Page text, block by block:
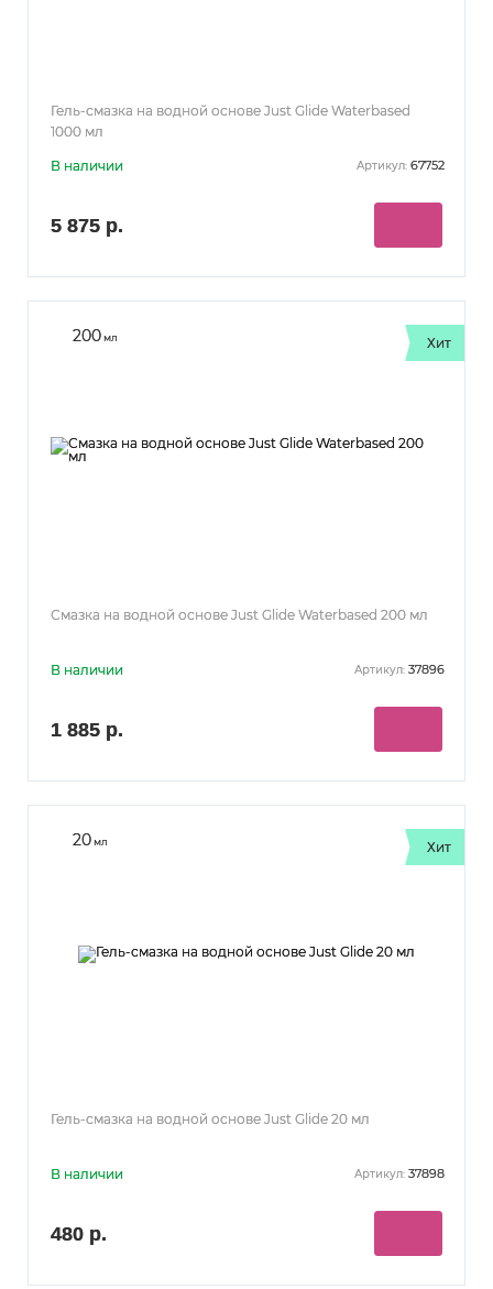
Гель-смазка на водной основе Just Glide Waterbased
1000 мл
В наличии Артикул: 67752
5 875 р.
200мл Хит
Смазка на водной основе Just Glide Waterbased 200 мл
В наличии Артикул: 37896
1 885 р.
20мл Хит
Гель-смазка на водной основе Just Glide 20 мл
В наличии Артикул: 37898
480 р.